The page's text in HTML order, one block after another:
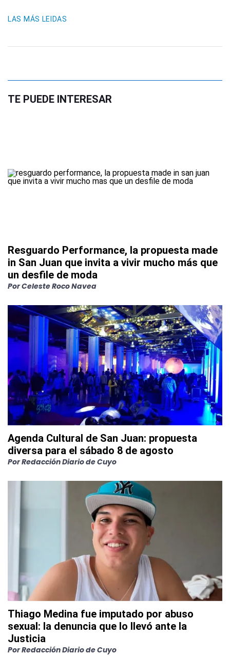
LAS MÁS LEIDAS
TE PUEDE INTERESAR
Resguardo Performance, la propuesta made
in San Juan que invita a vivir mucho más que
un desfile de moda
PorCeleste Roco Navea
Agenda Cultural de San Juan: propuesta
diversa para el sábado 8 de agosto
PorRedacción Diario de Cuyo
Thiago Medina fue imputado por abuso
sexual: la denuncia que lo llevó ante la
Justicia
PorRedacción Diario de Cuyo